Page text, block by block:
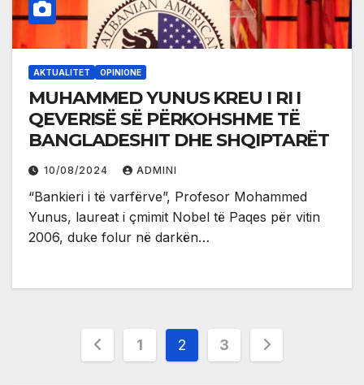
AKTUALITET OPINIONE
MUHAMMED YUNUS KREU I RI I
QEVERISË SË PËRKOHSHME TË
BANGLADESHIT DHE SHQIPTARËT
10/08/2024 ADMINI
“Bankieri i të varfërve”, Profesor Mohammed
Yunus, laureat i çmimit Nobel të Paqes për vitin
2006, duke folur në darkën…
Posts
1 2 3